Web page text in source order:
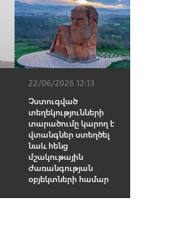
22/06/2026 12:13
Չստուգված
տեղեկությունների
տարածումը կարող է
վտանգներ ստեղծել
նաև հենց
մշակութային
ժառանգության
օբյեկտների համար